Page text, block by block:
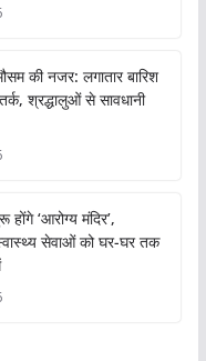
की नजर: लगातार बारिश
श्रद्धालुओं से सावधानी
होंगे ‘आरोग्य मंदिर’,
सेवाओं को घर-घर तक